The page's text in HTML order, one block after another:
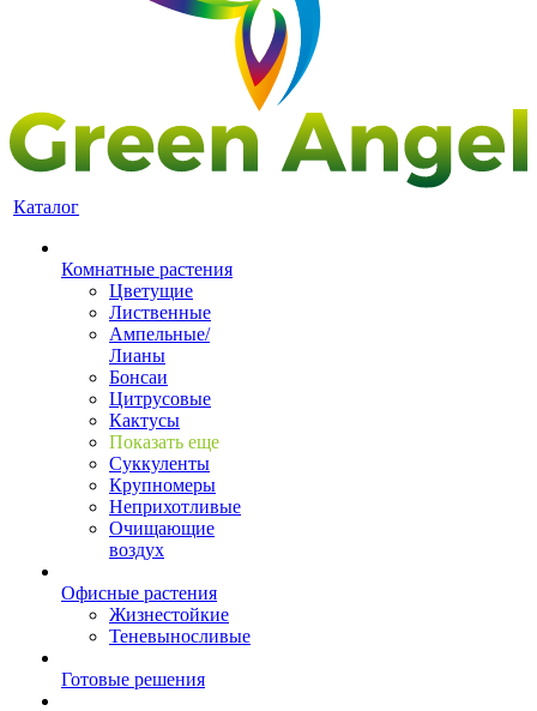
Каталог
Комнатные растения
Цветущие
Лиственные
Ампельные/
Лианы
Бонсаи
Цитрусовые
Кактусы
Показать еще
Суккуленты
Крупномеры
Неприхотливые
Очищающие
воздух
Офисные растения
Жизнестойкие
Теневыносливые
Готовые решения